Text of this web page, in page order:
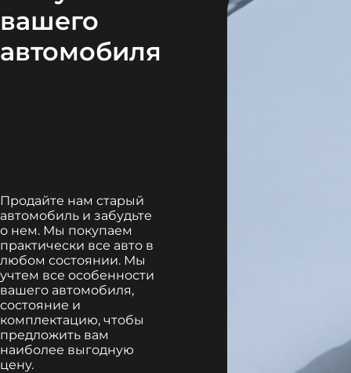
вашего
автомобиля
Продайте нам старый
автомобиль и забудьте
о нем. Мы покупаем
практически все авто в
любом состоянии. Мы
учтем все особенности
вашего автомобиля,
состояние и
комплектацию, чтобы
предложить вам
наиболее выгодную
цену.